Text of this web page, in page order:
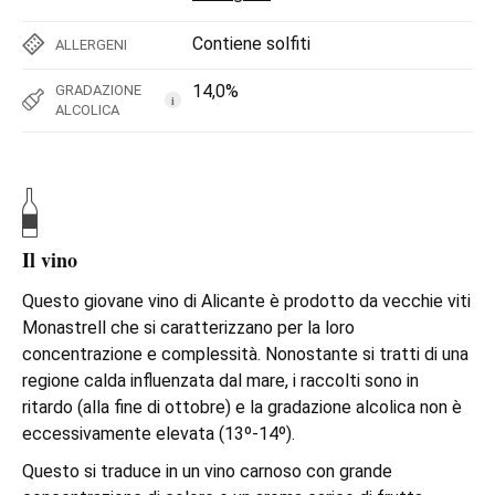
ALLERGENI Contiene solfiti
GRADAZIONE
ALCOLICA
i 14,0%
Il vino
Questo giovane vino di Alicante è prodotto da vecchie viti
Monastrell che si caratterizzano per la loro
concentrazione e complessità. Nonostante si tratti di una
regione calda influenzata dal mare, i raccolti sono in
ritardo (alla fine di ottobre) e la gradazione alcolica non è
eccessivamente elevata (13º-14º).
Questo si traduce in un vino carnoso con grande